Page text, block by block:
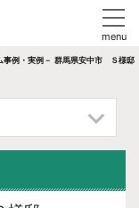
事例・実例－ 群馬県安中市 Ｓ様邸